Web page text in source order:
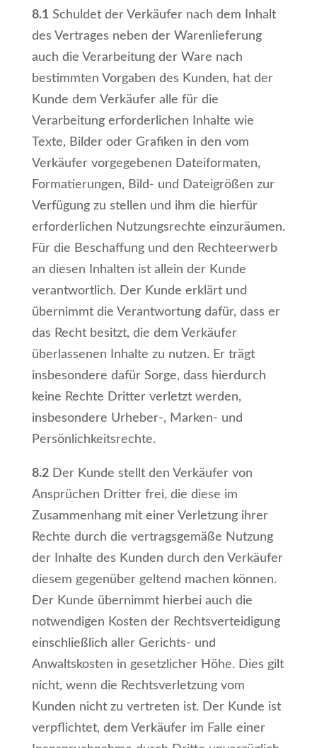
8.1Schuldet der Verkäufer nach dem Inhalt
des Vertrages neben der Warenlieferung
auch die Verarbeitung der Ware nach
bestimmten Vorgaben des Kunden, hat der
Kunde dem Verkäufer alle für die
Verarbeitung erforderlichen Inhalte wie
Texte, Bilder oder Grafiken in den vom
Verkäufer vorgegebenen Dateiformaten,
Formatierungen, Bild- und Dateigrößen zur
Verfügung zu stellen und ihm die hierfür
erforderlichen Nutzungsrechte einzuräumen.
Für die Beschaffung und den Rechteerwerb
an diesen Inhalten ist allein der Kunde
verantwortlich. Der Kunde erklärt und
übernimmt die Verantwortung dafür, dass er
das Recht besitzt, die dem Verkäufer
überlassenen Inhalte zu nutzen. Er trägt
insbesondere dafür Sorge, dass hierdurch
keine Rechte Dritter verletzt werden,
insbesondere Urheber-, Marken- und
Persönlichkeitsrechte.
8.2Der Kunde stellt den Verkäufer von
Ansprüchen Dritter frei, die diese im
Zusammenhang mit einer Verletzung ihrer
Rechte durch die vertragsgemäße Nutzung
der Inhalte des Kunden durch den Verkäufer
diesem gegenüber geltend machen können.
Der Kunde übernimmt hierbei auch die
notwendigen Kosten der Rechtsverteidigung
einschließlich aller Gerichts- und
Anwaltskosten in gesetzlicher Höhe. Dies gilt
nicht, wenn die Rechtsverletzung vom
Kunden nicht zu vertreten ist. Der Kunde ist
verpflichtet, dem Verkäufer im Falle einer